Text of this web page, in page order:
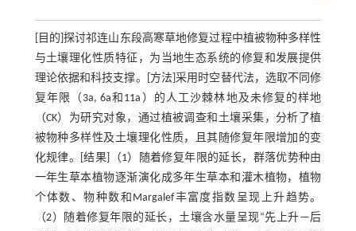
[目的]探讨祁连山东段高寒草地修复过程中植被物种多样性
与土壤理化性质特征，为当地生态系统的修复和发展提供
理论依据和科技支撑。[方法]采用时空替代法，选取不同修
复年限（3a, 6a和11a）的人工沙棘林地及未修复的样地
（CK）为研究对象，通过植被调查和土壤采集，分析了植
被物种多样性及土壤理化性质，且其随修复年限增加的变
化规律。[结果]（1）随着修复年限的延长，群落优势种由
一年生草本植物逐渐演化成多年生草本和灌木植物，植物
个体数、物种数和Margalef丰富度指数呈现上升趋势。
（2）随着修复年限的延长，土壤含水量呈现“先上升—后